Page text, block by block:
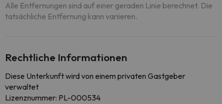
Alle Entfernungen sind auf einer geraden Linie berechnet. Die
tatsächliche Entfernung kann variieren.
Rechtliche Informationen
Diese Unterkunft wird von einem privaten Gastgeber
verwaltet
Lizenznummer: PL-000534